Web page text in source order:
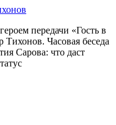
передачи «Гость в
Тихонов. Часовая беседа
Сарова: что даст